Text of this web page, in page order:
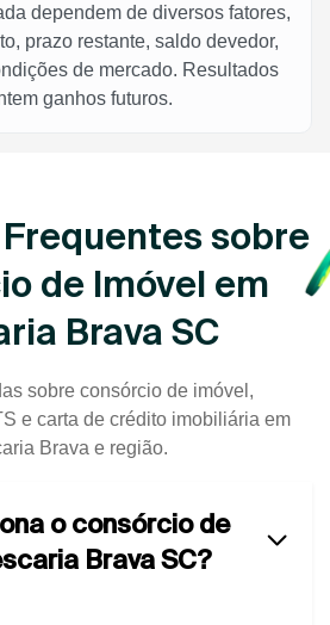
dependem de diversos fatores,
prazo restante, saldo devedor,
de mercado. Resultados
ganhos futuros.
sobre
de Imóvel em
Brava SC
sobre consórcio de imóvel,
e carta de crédito imobiliária em
Brava e região.
o consórcio de
Brava SC?